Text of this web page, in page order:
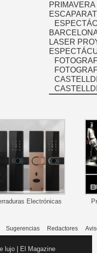
PRIMAVERA
LASER
Electrónicas
Sugerencias Redactores
lujo | El Magazine